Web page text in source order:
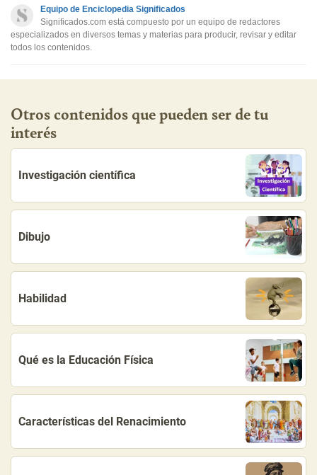
Otro
Equipo de Enciclopedia Significados
Significados.com está compuesto por un equipo de redactores
especializados en diversos temas y materias para producir, revisar y editar
todos los contenidos.
Otros contenidos que pueden ser de tu
interés
Investigación científica
Dibujo
Habilidad
Qué es la Educación Física
Características del Renacimiento